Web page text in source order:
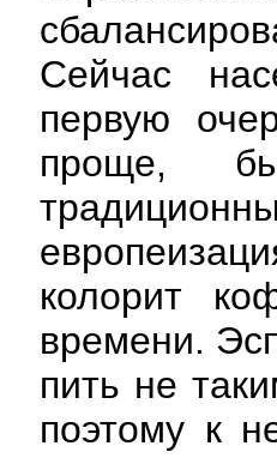
Сейчас
первую
проще,
колорит
времени.
пить не
поэтому к